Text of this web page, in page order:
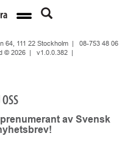
64, 111 22 Stockholm | 08-753 48 06
© 2026 | v1.0.0.382
av Svensk